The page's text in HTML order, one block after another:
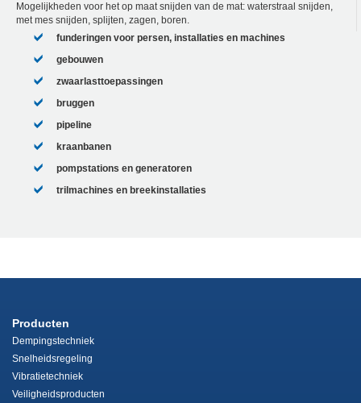
Mogelijkheden voor het op maat snijden van de mat: waterstraal snijden,
met mes snijden, splijten, zagen, boren.
funderingen voor persen, installaties en machines
gebouwen
zwaarlasttoepassingen
bruggen
pipeline
kraanbanen
pompstations en generatoren
trilmachines en breekinstallaties
Producten
Dempingstechniek
Snelheidsregeling
Vibratietechniek
Veiligheidsproducten